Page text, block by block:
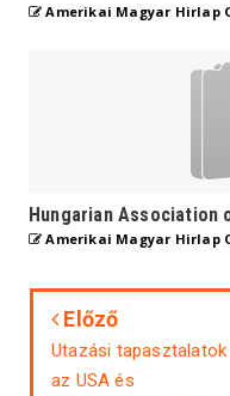
Amerikai Magyar Hirlap
Hungarian Association
Amerikai Magyar Hirlap
Előző
Utazási tapasztalatok
az USA és